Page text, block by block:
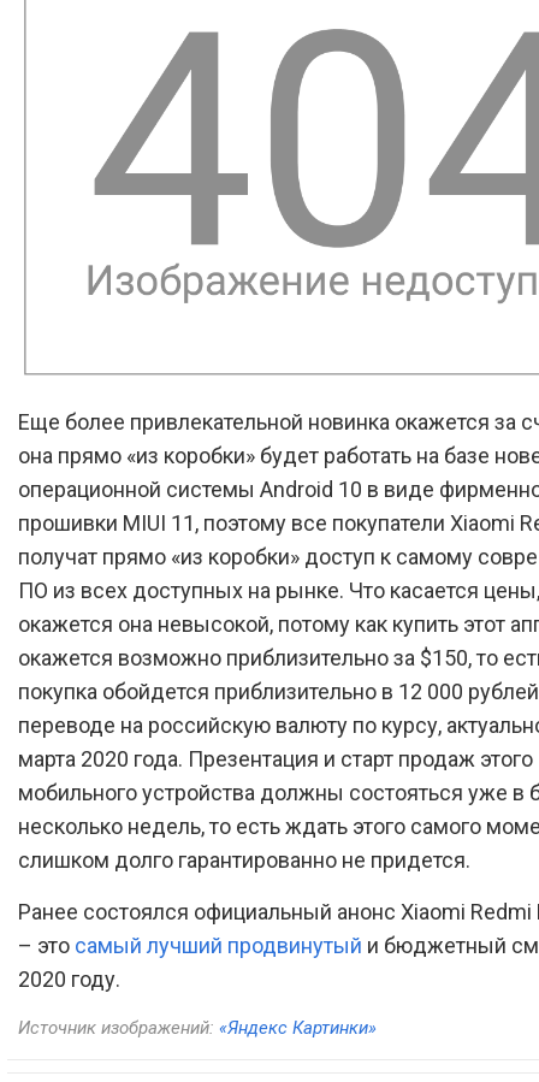
Еще более привлекательной новинка окажется за
она прямо «из коробки» будет работать на базе
операционной системы Android 10 в виде
прошивки MIUI 11, поэтому все покупатели Xiaomi
получат прямо «из коробки» доступ к самому
ПО из всех доступных на рынке. Что касается
окажется она невысокой, потому как купить этот
окажется возможно приблизительно за $150, то
покупка обойдется приблизительно в 12 000
переводе на российскую валюту по курсу,
марта 2020 года. Презентация и старт продаж этого
мобильного устройства должны состояться уже в
несколько недель, то есть ждать этого самого
слишком долго гарантированно не придется.
Ранее состоялся официальный анонс Xiaomi Redmi
– это самый лучший продвинутый и бюджетный
2020 году.
Источник изображений: «Яндекс Картинки»